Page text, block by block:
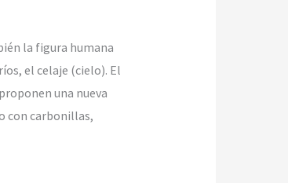
la figura humana
el celaje (cielo). El
una nueva
con carbonillas,